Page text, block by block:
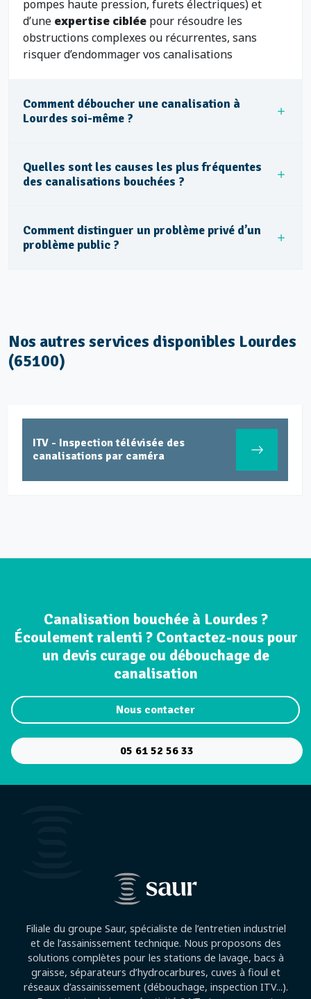
pompes haute pression, furets électriques) et
d’une expertise ciblée pour résoudre les
obstructions complexes ou récurrentes, sans
risquer d’endommager vos canalisations
Comment déboucher une canalisation à
Lourdes soi-même ?
Quelles sont les causes les plus fréquentes
des canalisations bouchées ?
Comment distinguer un problème privé d’un
problème public ?
Nos autres services disponibles Lourdes
(65100)
ITV - Inspection télévisée des
canalisations par caméra
Canalisation bouchée à Lourdes ?
Écoulement ralenti ? Contactez-nous pour
un devis curage ou débouchage de
canalisation
Nous contacter
05 61 52 56 33
Filiale du groupe Saur, spécialiste de l’entretien industriel
et de l’assainissement technique. Nous proposons des
solutions complètes pour les stations de lavage, bacs à
graisse, séparateurs d’hydrocarbures, cuves à fioul et
réseaux d’assainissement (débouchage, inspection ITV...).